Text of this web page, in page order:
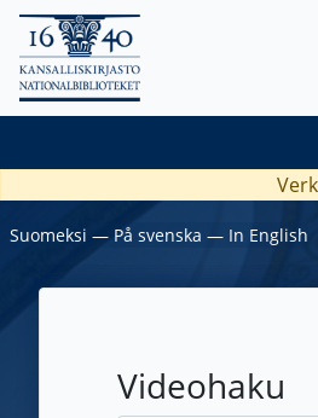
Suomeksi ― På svenska ― In English
Videohaku